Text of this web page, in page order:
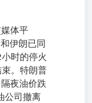
体平
伊朗已同
时的停火
。特朗普
夜油价跌
公司撤离